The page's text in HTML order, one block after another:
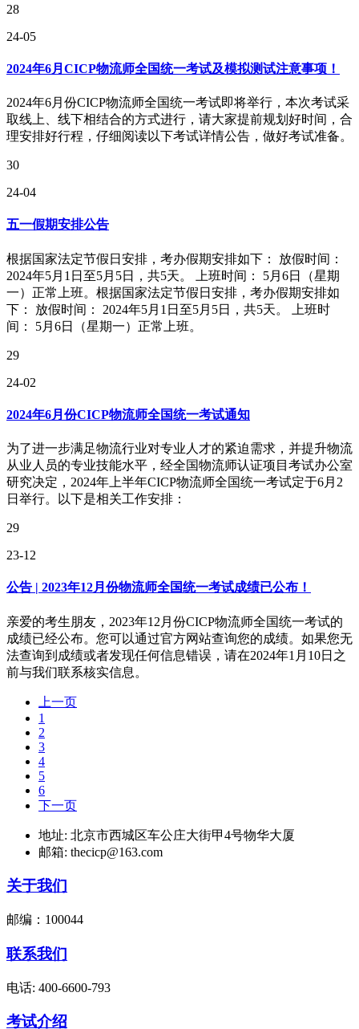
28
24-05
2024年6月CICP物流师全国统一考试及模拟测试注意事项！
2024年6月份CICP物流师全国统一考试即将举行，本次考试采
取线上、线下相结合的方式进行，请大家提前规划好时间，合
理安排好行程，仔细阅读以下考试详情公告，做好考试准备。
30
24-04
五一假期安排公告
根据国家法定节假日安排，考办假期安排如下： 放假时间：
2024年5月1日至5月5日，共5天。 上班时间： 5月6日（星期
一）正常上班。根据国家法定节假日安排，考办假期安排如
下： 放假时间： 2024年5月1日至5月5日，共5天。 上班时
间： 5月6日（星期一）正常上班。
29
24-02
2024年6月份CICP物流师全国统一考试通知
为了进一步满足物流行业对专业人才的紧迫需求，并提升物流
从业人员的专业技能水平，经全国物流师认证项目考试办公室
研究决定，2024年上半年CICP物流师全国统一考试定于6月2
日举行。以下是相关工作安排：
29
23-12
公告 | 2023年12月份物流师全国统一考试成绩已公布！
亲爱的考生朋友，2023年12月份CICP物流师全国统一考试的
成绩已经公布。您可以通过官方网站查询您的成绩。如果您无
法查询到成绩或者发现任何信息错误，请在2024年1月10日之
前与我们联系核实信息。
上一页
1
2
3
4
5
6
下一页
地址: 北京市西城区车公庄大街甲4号物华大厦
邮箱: thecicp@163.com
关于我们
邮编：100044
联系我们
电话: 400-6600-793
考试介绍